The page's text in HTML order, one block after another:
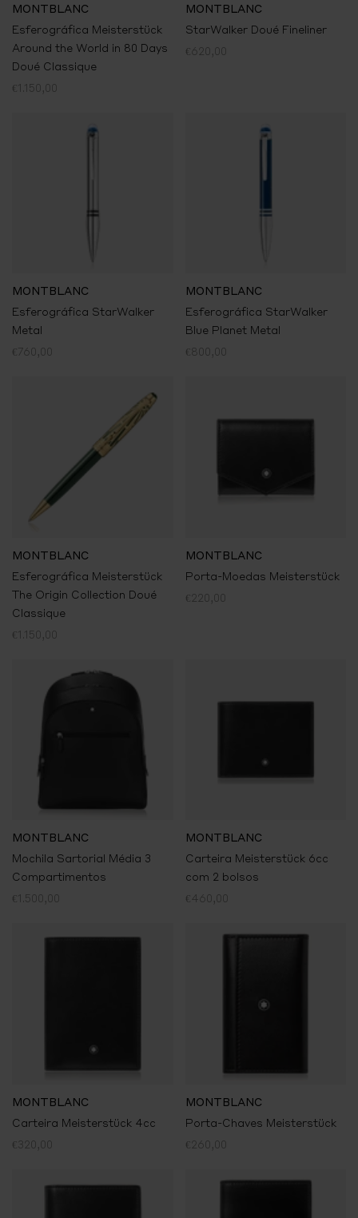
MONTBLANC
Esferográfica Meisterstück
Around the World in 80 Days
Doué Classique
€1.150,00
MONTBLANC
StarWalker Doué Fineliner
€620,00
MONTBLANC
Esferográfica StarWalker
Metal
€760,00
MONTBLANC
Esferográfica StarWalker
Blue Planet Metal
€800,00
MONTBLANC
Esferográfica Meisterstück
The Origin Collection Doué
Classique
€1.150,00
MONTBLANC
Porta-Moedas Meisterstück
€220,00
MONTBLANC
Mochila Sartorial Média 3
Compartimentos
€1.500,00
MONTBLANC
Carteira Meisterstück 6cc
com 2 bolsos
€460,00
MONTBLANC
Carteira Meisterstück 4cc
€320,00
MONTBLANC
Porta-Chaves Meisterstück
€260,00